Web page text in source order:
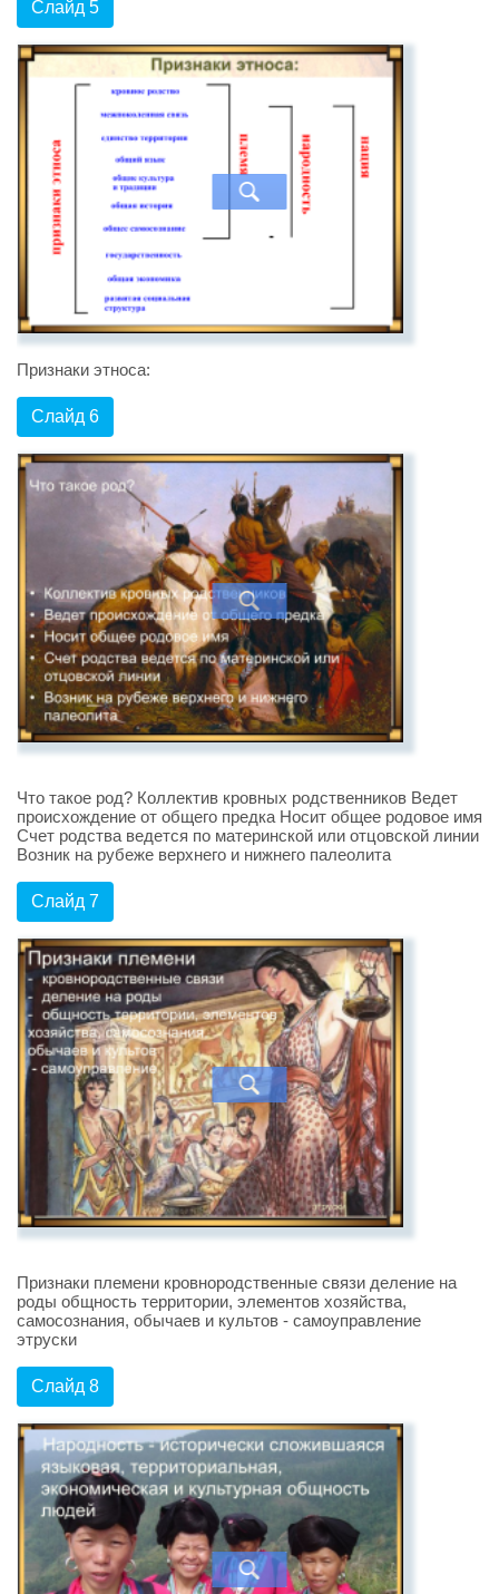
Слайд 5
Признаки этноса:
Слайд 6
Что такое род? Коллектив кровных родственников Ведет
происхождение от общего предка Носит общее родовое имя
Счет родства ведется по материнской или отцовской линии
Возник на рубеже верхнего и нижнего палеолита
Слайд 7
Признаки племени кровнородственные связи деление на
роды общность территории, элементов хозяйства,
самосознания, обычаев и культов - самоуправление
этруски
Слайд 8